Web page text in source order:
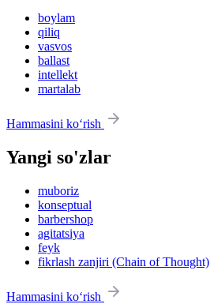
boylam
qiliq
vasvos
ballast
intellekt
martalab
Hammasini ko‘rish
Yangi so'zlar
muboriz
konseptual
barbershop
agitatsiya
feyk
fikrlash zanjiri (Chain of Thought)
Hammasini ko‘rish